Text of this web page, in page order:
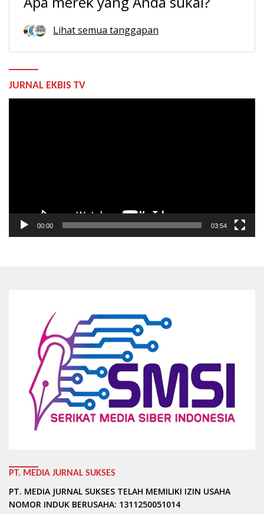
Lihat semua tanggapan
JURNAL EKBIS TV
00:00 03:54
PT. MEDIA JURNAL SUKSES
PT. MEDIA JURNAL SUKSES TELAH MEMILIKI IZIN USAHA
NOMOR INDUK BERUSAHA: 1311250051014